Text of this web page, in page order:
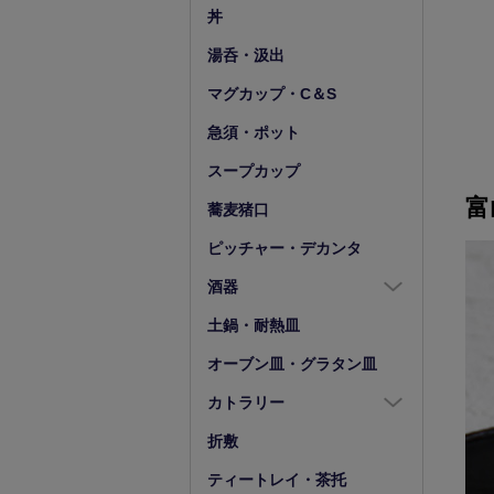
丼
湯呑・汲出
マグカップ・C＆S
急須・ポット
スープカップ
蕎麦猪口
ピッチャー・デカンタ
酒器
酒器全商品
徳利
土鍋・耐熱皿
オーブン皿・グラタン皿
カトラリー
カトラリー全商品
箸
折敷
ティートレイ・茶托